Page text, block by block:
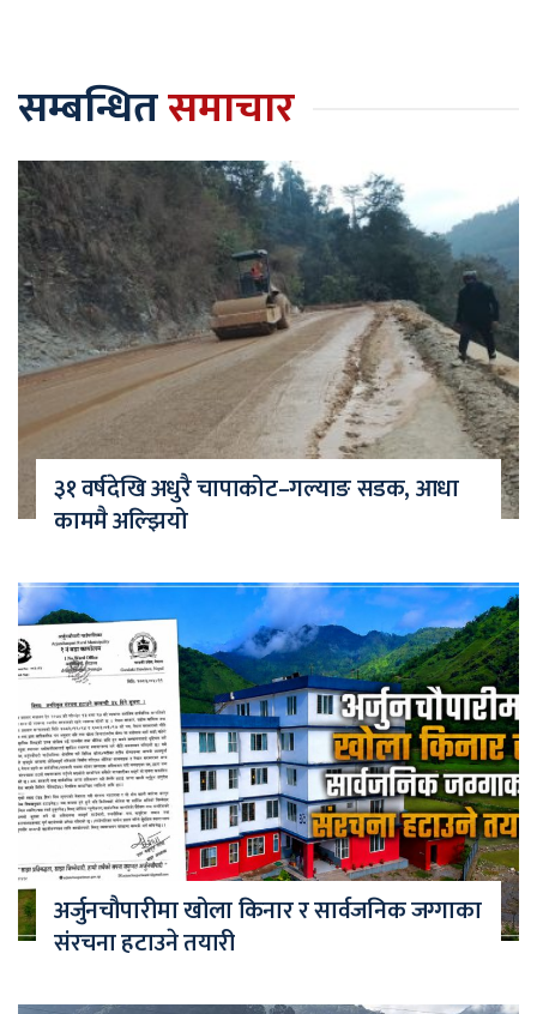
सम्बन्धितसमाचार
३१ वर्षदेखि अधुरै चापाकोट–गल्याङ सडक, आधा
काममै अल्झियो
अर्जुनचौपारीमा खोला किनार र सार्वजनिक जग्गाका
संरचना हटाउने तयारी